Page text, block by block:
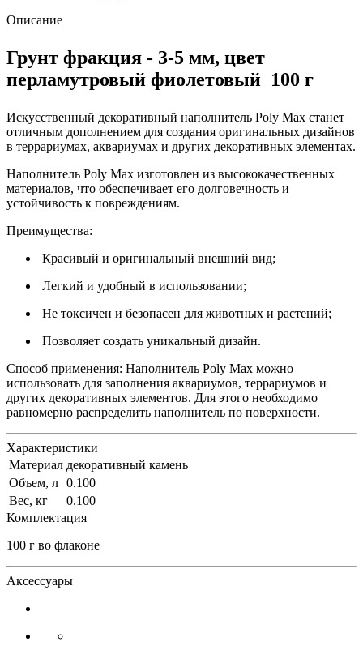
Описание
Грунт фракция - 3-5 мм, цвет
перламутровый фиолетовый 100 г
Искусственный декоративный наполнитель Poly Max станет
отличным дополнением для создания оригинальных дизайнов
в террариумах, аквариумах и других декоративных элементах.
Наполнитель Poly Max изготовлен из высококачественных
материалов, что обеспечивает его долговечность и
устойчивость к повреждениям.
Преимущества:
Красивый и оригинальный внешний вид;
Легкий и удобный в использовании;
Не токсичен и безопасен для животных и растений;
Позволяет создать уникальный дизайн.
Способ применения: Наполнитель Poly Max можно
использовать для заполнения аквариумов, террариумов и
других декоративных элементов. Для этого необходимо
равномерно распределить наполнитель по поверхности.
Характеристики
Материал декоративный камень
Объем, л 0.100
Вес, кг
0.100
Комплектация
100 г во флаконе
Аксессуары